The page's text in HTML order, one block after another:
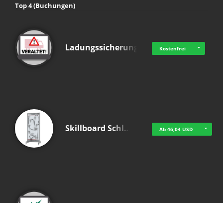
Top 4 (Buchungen)
Ladungssicherung Kostenfrei
Skillboard Schl… Ab 46,04 USD